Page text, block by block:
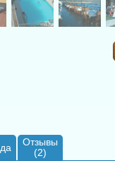
Отзывы
(2)